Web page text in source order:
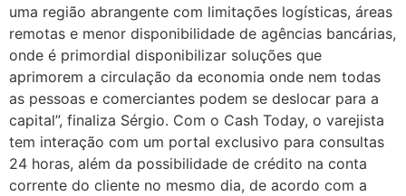
uma região abrangente com limitações logísticas, áreas
remotas e menor disponibilidade de agências bancárias,
onde é primordial disponibilizar soluções que
aprimorem a circulação da economia onde nem todas
as pessoas e comerciantes podem se deslocar para a
capital”, finaliza Sérgio. Com o Cash Today, o varejista
tem interação com um portal exclusivo para consultas
24 horas, além da possibilidade de crédito na conta
corrente do cliente no mesmo dia, de acordo com a